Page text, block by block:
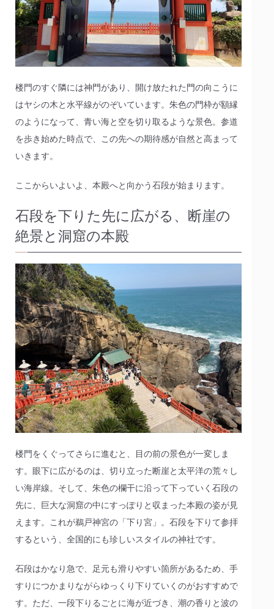
楼門のすぐ隣には神門があり、開け放たれた門の向こうに
はヤシの木と水平線がのぞいています。朱色の門枠が額縁
のようになって、青い海と空を切り取るような景色。参道
を歩き始めた時点で、この先への期待感が自然と高まって
いきます。
ここからいよいよ、本殿へと向かう石段が始まります。
石段を下りた先に広がる、断崖の
絶景と洞窟の本殿
楼門をくぐってさらに進むと、目の前の景色が一変しま
す。眼下に広がるのは、切り立った断崖と太平洋の荒々し
い海岸線。そして、朱色の欄干に沿って下っていく石段の
先に、巨大な洞窟の中にすっぽりと収まった本殿の姿が見
えます。これが鵜戸神宮の「下り宮」。石段を下りて参拝
するという、全国的にも珍しいスタイルの神社です。
石段はかなり急で、足元も滑りやすい箇所があるため、手
すりにつかまりながらゆっくり下りていくのがおすすめで
す。ただ、一段下りるごとに海が近づき、潮の香りと波の